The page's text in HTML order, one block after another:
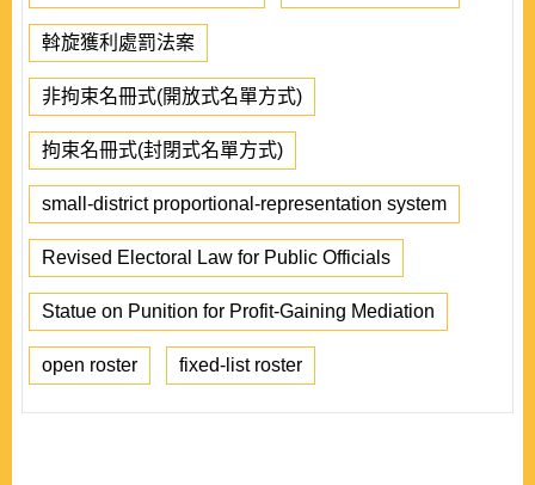
斡旋獲利處罰法案
非拘束名冊式(開放式名單方式)
拘束名冊式(封閉式名單方式)
small-district proportional-representation system
Revised Electoral Law for Public Officials
Statue on Punition for Profit-Gaining Mediation
open roster fixed-list roster